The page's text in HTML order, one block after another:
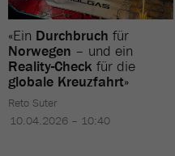
«Ein Durchbruch für
Norwegen – und ein
Reality-Check für die
globale Kreuzfahrt»
Reto Suter
10.04.2026 – 10:40